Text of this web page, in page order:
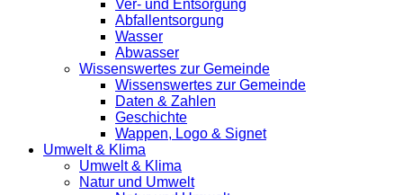
Ver- und Entsorgung
Abfallentsorgung
Wasser
Abwasser
Wissenswertes zur Gemeinde
Wissenswertes zur Gemeinde
Daten & Zahlen
Geschichte
Wappen, Logo & Signet
Umwelt & Klima
Umwelt & Klima
Natur und Umwelt